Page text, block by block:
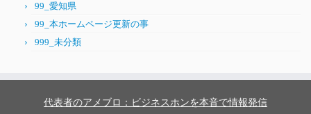
99_愛知県
99_本ホームページ更新の事
999_未分類
代表者のアメブロ：ビジネスホンを本音で情報発信